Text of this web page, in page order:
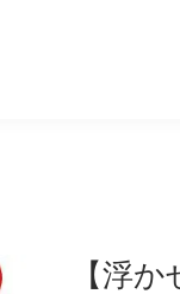
【浮